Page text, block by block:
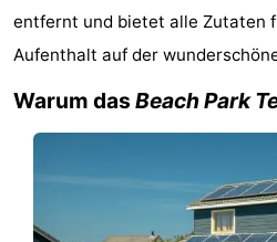
Aussichtspunkte
Übernachten
Appartements
entfernt und bietet alle Zutaten
Aufenthalt auf der
Warum das Beach Park